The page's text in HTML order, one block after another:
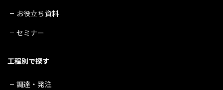
お役立ち資料
セミナー
工程別で探す
調達・発注